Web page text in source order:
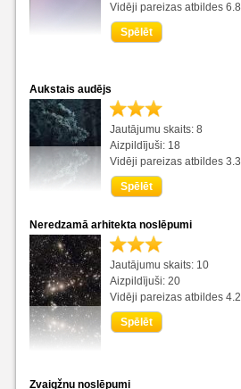
Vidēji pareizas atbildes 6.8
Spēlēt
Aukstais audējs
Jautājumu skaits: 8
Aizpildījuši: 18
Vidēji pareizas atbildes 3.3
Spēlēt
Neredzamā arhitekta noslēpumi
Jautājumu skaits: 10
Aizpildījuši: 20
Vidēji pareizas atbildes 4.2
Spēlēt
Zvaigžņu noslēpumi